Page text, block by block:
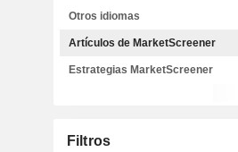
Otros idiomas
Artículos de MarketScreener
Estrategias MarketScreener
Filtros